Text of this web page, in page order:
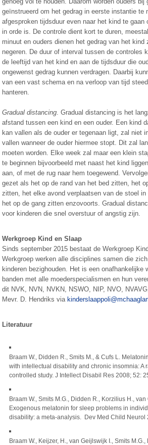
geïnstrueerd om het gedrag in eerste instantie te
afgesproken tijdsduur even naar het kind te gaan
in orde is. De controle dient kort te duren,
minuut en ouders dienen het gedrag van het kind
negeren. De duur of interval tussen de controles
de leeftijd van het kind en aan de tijdsduur die
ongewenst gedrag kunnen verdragen. Daarbij
van een vast schema en na verloop van tijd
hanteren.
Gradual distancing. Gradual distancing is het
afstand tussen een kind en een ouder. Een kind
kan vallen als de ouder er tegenaan ligt, zal niet
vallen wanneer de ouder hiermee stopt. Dit zal
moeten worden. Elke week zal maar een klein
te beginnen bijvoorbeeld met naast het kind
aan, of met de rug naar hem toegewend.
gezet als het op de rand van het bed zitten, het
zitten, het elke avond verplaatsen van de stoel in
het op de gang zitten enzovoorts. Gradual
voor kinderen die snel overstuur of angstig zijn.
Werkgroep Kind en Slaap
Sinds september 2015 bestaat de Werkgroep
Werkgroep werken alle disciplines samen die
kinderen bezighouden. Het is een onafhankelijke
banden met alle moederspecialismen en hun
dit NVK, NVN, NVKN, NSWO, NIP, NVO,
Mevr. D. Hendriks via
Literatuur
Braam W., Didden R., Smits M., & Cufs L.
with intellectual disability and chronic insomnia: A
controlled study. J Intellect Disabil Res 2008; 52:
Braam W., Smits M.G., Didden R., Korzilius H.,
Exogenous melatonin for sleep problems in
disability: a meta-analysis. Dev Med Child Neurol
Braam W., Keijzer, H., van Geijlswijk I., Smits